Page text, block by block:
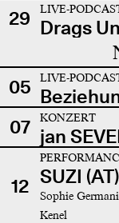
29
LIVE-
Drags
05 LIVE-
07
KONZERT
jan
12 SUZI (AT)
Sophie
Kenel